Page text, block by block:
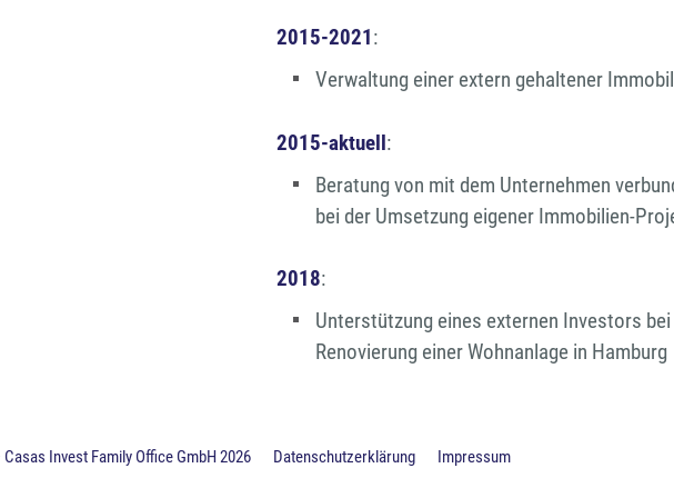
2015-2021:
Verwaltung einer extern gehaltener
2015-aktuell:
Beratung von mit dem Unternehmen
bei der Umsetzung eigener Immobilien-
2018:
Unterstützung eines externen Investors
Renovierung einer Wohnanlage in Hamburg
Invest Family Office GmbH2026 Datenschutzerklärung Impressum